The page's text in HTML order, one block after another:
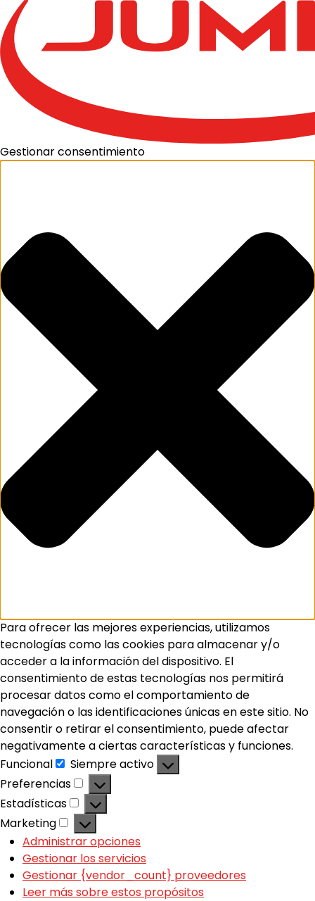
Gestionar consentimiento
Para ofrecer las mejores experiencias, utilizamos
tecnologías como las cookies para almacenar y/o
acceder a la información del dispositivo. El
consentimiento de estas tecnologías nos permitirá
procesar datos como el comportamiento de
navegación o las identificaciones únicas en este sitio. No
consentir o retirar el consentimiento, puede afectar
negativamente a ciertas características y funciones.
Funcional
Siempre activo
Preferencias
Estadísticas
Marketing
Administrar opciones
Gestionar los servicios
Gestionar {vendor_count} proveedores
Leer más sobre estos propósitos